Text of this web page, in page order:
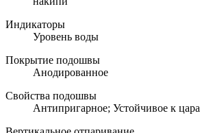
Индикаторы
Уровень воды
Покрытие подошвы
Анодированное
Свойства подошвы
Антипригарное; Устойчивое к